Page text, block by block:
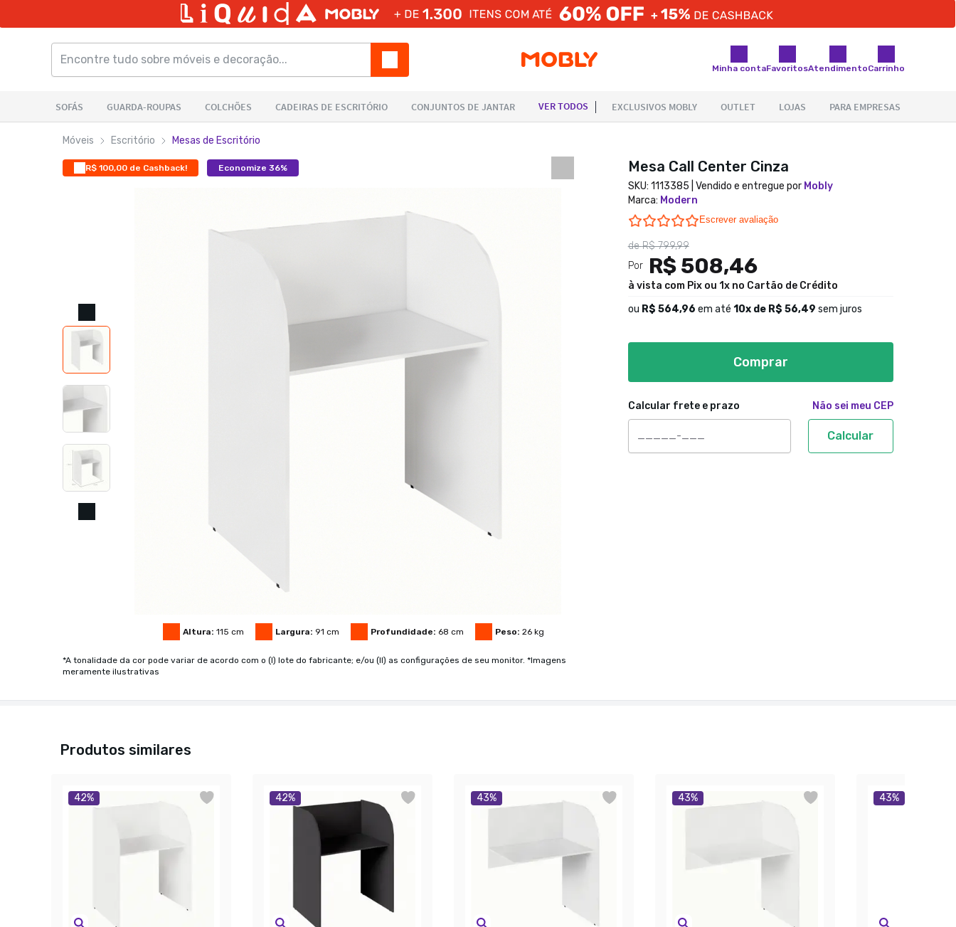
Minha contaFavoritosAtendimentoCarrinho
Móveis Escritório Mesas de Escritório
R$ 100,00 de Cashback! Economize 36%
Altura: 115 cm Largura: 91 cm Profundidade: 68 cm Peso: 26 kg
*A tonalidade da cor pode variar de acordo com o (I) lote do fabricante; e/ou (II) as configurações de seu monitor. *Imagens
meramente ilustrativas
Mesa Call Center Cinza
SKU: 1113385 | Vendido e entregue por Mobly
Marca: Modern
0.0 star rating
Escrever avaliação
deR$ 799,99
Por
R$ 508,46
à vista com Pix ou 1x no Cartão de Crédito
ou R$ 564,96 em até 10x de R$ 56,49 sem juros
Comprar
Calcular frete e prazo Não sei meu CEP
Calcular
Produtos similares
42% 42% 43% 43% 43%